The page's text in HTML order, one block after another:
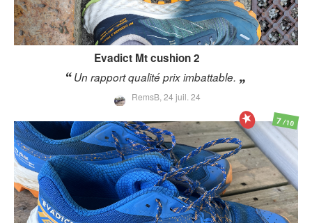
Evadict Mt cushion 2
Un rapport qualité prix imbattable.
RemsB, 24 juil. 24
7/10